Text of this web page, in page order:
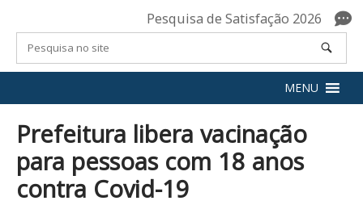
Pesquisa de Satisfação 2026
MENU
Prefeitura libera vacinação
para pessoas com 18 anos
contra Covid-19